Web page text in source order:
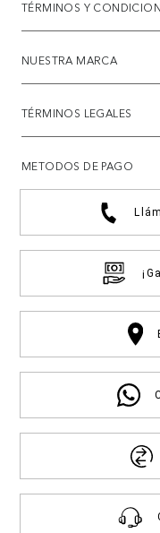
TÉRMINOS Y
NUESTRA MARCA
TÉRMINOS LEGALES
METODOS DE PAGO